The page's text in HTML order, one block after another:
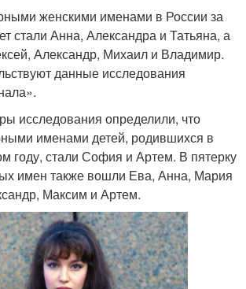
женскими именами в России за
стали Анна, Александра и Татьяна, а
Александр, Михаил и Владимир.
данные исследования
исследования определили, что
именами детей, родившихся в
году, стали София и Артем. В пятерку
имен также вошли Ева, Анна, Мария
Максим и Артем.